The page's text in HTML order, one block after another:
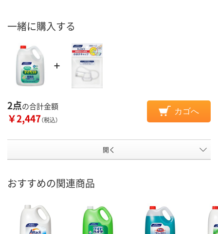
一緒に購入する
2点の合計金額
￥2,447（税込）
カゴへ
開く
おすすめの関連商品